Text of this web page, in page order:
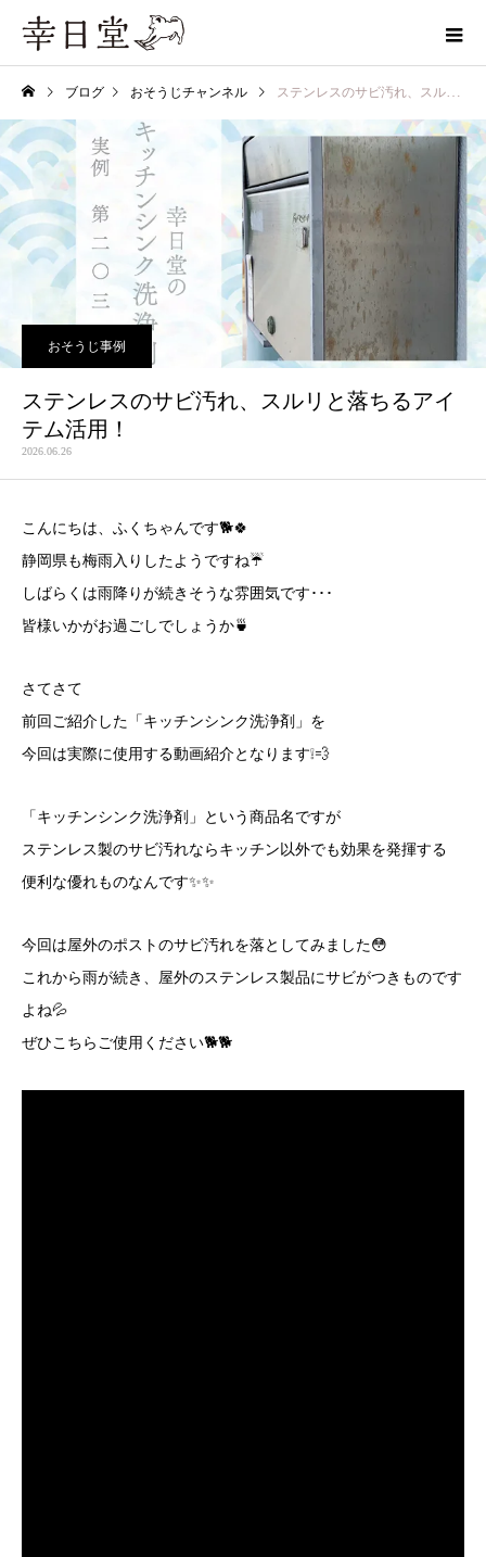
ブログ おそうじチャンネル ステンレスのサビ汚れ、スルリと落ちるアイテム活用！
おそうじ事例
ステンレスのサビ汚れ、スルリと落ちるアイ
テム活用！
2026.06.26
こんにちは、ふくちゃんです🐕🍀
静岡県も梅雨入りしたようですね☔
しばらくは雨降りが続きそうな雰囲気です･･･
皆様いかがお過ごしでしょうか🍵
さてさて
前回ご紹介した「キッチンシンク洗浄剤」を
今回は実際に使用する動画紹介となります❕💨
「キッチンシンク洗浄剤」という商品名ですが
ステンレス製のサビ汚れならキッチン以外でも効果を発揮する
便利な優れものなんです✨✨
今回は屋外のポストのサビ汚れを落としてみました😳
これから雨が続き、屋外のステンレス製品にサビがつきものです
よね💦
ぜひこちらご使用ください🐕🐕